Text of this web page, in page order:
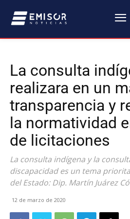
La consulta
realizara en un
transparencia y
la normatividad
de licitaciones
La consulta indígena y la
discapacidad es un tema
del Estado: Dip. Martín Juárez
12 de marzo de 2020